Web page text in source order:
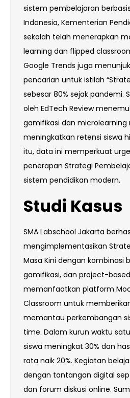
sistem pembelajaran
Indonesia, Kementerian
sekolah telah menerapkan
learning dan flipped
Google Trends juga
pencarian untuk istilah
sebesar 80% sejak pandemi.
oleh EdTech Review
gamifikasi dan
meningkatkan retensi siswa
itu, data ini memperkuat
penerapan Strategi
sistem pendidikan modern.
Studi Kasus
SMA Labschool Jakarta
mengimplementasikan
Masa Kini dengan kombinasi
gamifikasi, dan project-
memanfaatkan platform
Classroom untuk
memantau perkembangan
time. Dalam kurun waktu
siswa meningkat 30% dan
rata naik 20%. Kegiatan
dengan tantangan digital
dan forum diskusi online.